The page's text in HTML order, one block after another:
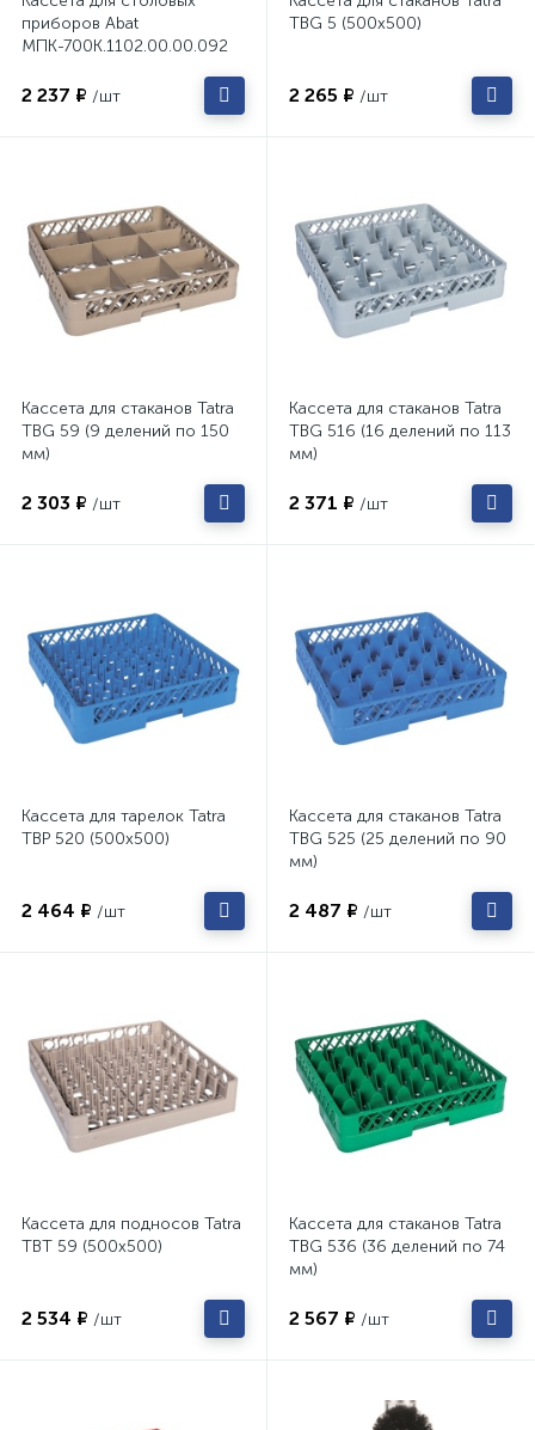
приборов Abat
МПК-700К.1102.00.00.092
2 237 ₽ /шт
TBG 5 (500х500)
2 265 ₽ /шт
Кассета для стаканов Tatra
TBG 59 (9 делений по 150
мм)
2 303 ₽ /шт
Кассета для стаканов Tatra
TBG 516 (16 делений по 113
мм)
2 371 ₽ /шт
Кассета для тарелок Tatra
TBP 520 (500х500)
2 464 ₽ /шт
Кассета для стаканов Tatra
TBG 525 (25 делений по 90
мм)
2 487 ₽ /шт
Кассета для подносов Tatra
TBT 59 (500х500)
2 534 ₽ /шт
Кассета для стаканов Tatra
TBG 536 (36 делений по 74
мм)
2 567 ₽ /шт